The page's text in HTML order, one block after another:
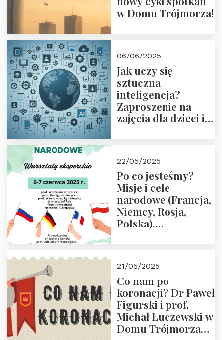
w Domu Trójmorza!
06/06/2025
Jak uczy się
sztuczna
inteligencja?
Zaproszenie na
zajęcia dla dzieci i
22/05/2025
Po co jesteśmy?
Misje i cele
narodowe (Francja,
Niemcy, Rosja,
Polska).
Zapraszamy do
zapisów.
21/05/2025
Co nam po
koronacji? Dr Paweł
Figurski i prof.
Michał Łuczewski w
Domu Trójmorza